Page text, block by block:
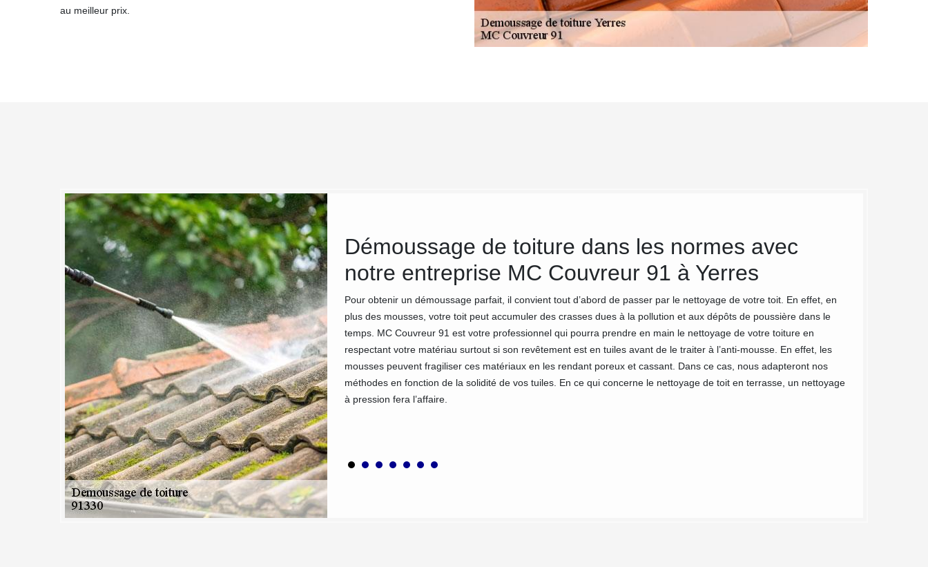
au meilleur prix.
: Des produits de traitement de
un bon démoussage de
un gage de qualité pour chacune de nos interventions. Dans le cadre
à ce que votre toit soit traiter avec des produits de traitement anti-mousse
selon le matériau à travailler. Vous êtes à Yerres ou dans sa
sûre pour le démoussage de votre toit en faisant appel à nous. Avec MC
professionnel, le nettoyage et l’entretien de votre toit sera au top. Faites
de toiture, contactez-nous dès maintenant.
Démoussage de toiture dans les normes avec
notre entreprise MC Couvreur 91 à Yerres
Pour obtenir un démoussage parfait, il convient tout d’abord de passer par le nettoyage de votre toit. En effet, en
plus des mousses, votre toit peut accumuler des crasses dues à la pollution et aux dépôts de poussière dans le
temps. MC Couvreur 91 est votre professionnel qui pourra prendre en main le nettoyage de votre toiture en
respectant votre matériau surtout si son revêtement est en tuiles avant de le traiter à l’anti-mousse. En effet, les
mousses peuvent fragiliser ces matériaux en les rendant poreux et cassant. Dans ce cas, nous adapteront nos
méthodes en fonction de la solidité de vos tuiles. En ce qui concerne le nettoyage de toit en terrasse, un nettoyage
à pression fera l’affaire.